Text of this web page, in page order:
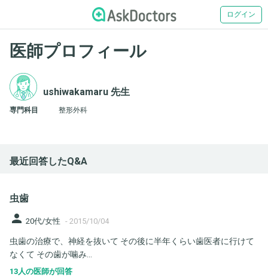
ログイン
医師プロフィール
ushiwakamaru 先生
専門科目 整形外科
最近回答したQ&A
虫歯
person 20代/女性 - 2015/10/04
虫歯の治療で、神経を抜いて その後に半年くらい歯医者に行けて
なくて その歯が噛み...
13人の医師が回答